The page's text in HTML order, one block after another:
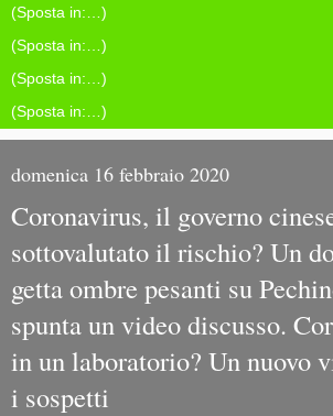
domenica 16 febbraio 2020
Coronavirus, il governo
sottovalutato il rischio? Un
getta ombre pesanti su
spunta un video discusso.
in un laboratorio? Un nuovo
i sospetti